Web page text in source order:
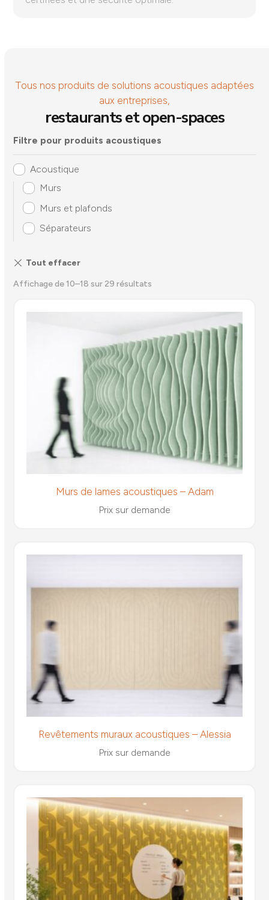
Tous nos produits de solutions acoustiques adaptées
aux entreprises,
restaurants et open-spaces
Filtre pour produits acoustiques
Acoustique
Murs
Murs et plafonds
Séparateurs
Affichage de 10–18 sur 29 résultats
Murs de lames acoustiques – Adam
Prix sur demande
Revêtements muraux acoustiques – Alessia
Prix sur demande